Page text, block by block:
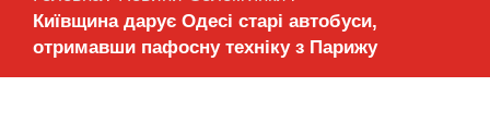
Київщина дарує Одесі старі автобуси,
отримавши пафосну техніку з Парижу